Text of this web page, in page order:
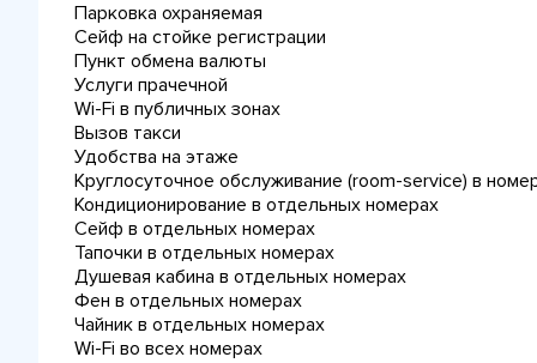
Парковка охраняемая
Сейф на стойке регистрации
Пункт обмена валюты
Услуги прачечной
Wi-Fi в публичных зонах
Вызов такси
Удобства на этаже
Круглосуточное обслуживание (room-service) в
Кондиционирование в отдельных номерах
Сейф в отдельных номерах
Тапочки в отдельных номерах
Душевая кабина в отдельных номерах
Фен в отдельных номерах
Чайник в отдельных номерах
Wi-Fi во всех номерах